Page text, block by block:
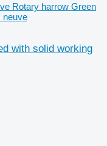
Rotary harrow Green
neuve
with solid working